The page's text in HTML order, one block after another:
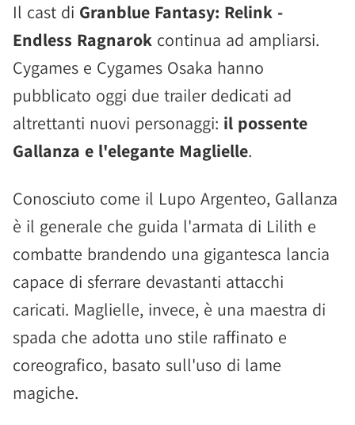
Il cast di Granblue Fantasy: Relink -
Endless Ragnarok continua ad ampliarsi.
Cygames e Cygames Osaka hanno
pubblicato oggi due trailer dedicati ad
altrettanti nuovi personaggi: il possente
Gallanza e l'elegante Maglielle.
Conosciuto come il Lupo Argenteo, Gallanza
è il generale che guida l'armata di Lilith e
combatte brandendo una gigantesca lancia
capace di sferrare devastanti attacchi
caricati. Maglielle, invece, è una maestra di
spada che adotta uno stile raffinato e
coreografico, basato sull'uso di lame
magiche.